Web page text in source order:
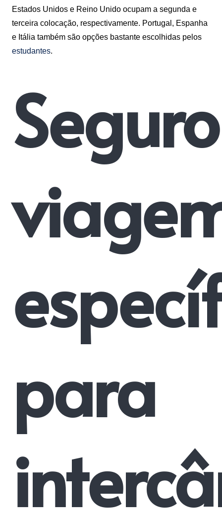
Estados Unidos e Reino Unido ocupam a segunda e
terceira colocação, respectivamente. Portugal, Espanha
e Itália também são opções bastante escolhidas pelos
estudantes.
Seguro
para